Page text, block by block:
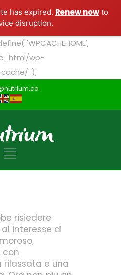
has expired. Renew now to
disruption.
'WPCACHEHOME',
wp-
' );
risiedere
interesse di
con
rilassata e una